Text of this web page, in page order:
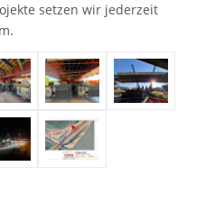
setzen wir jederzeit